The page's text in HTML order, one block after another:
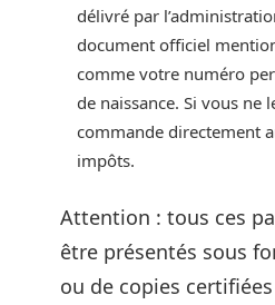
délivré par
document officiel
comme votre numéro
de naissance. Si vous ne
commande directement
impôts.
Attention : tous ces
être présentés sous
ou de copies